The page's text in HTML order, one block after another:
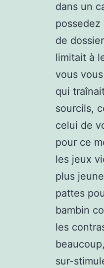
dans un
de
limitait à
vous
qui
sourcils,
celui de
pour ce
les jeux
plus
pattes
bambin
les
sur-